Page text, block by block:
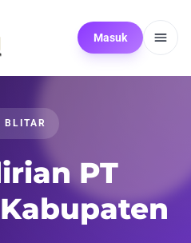
Masuk
BLITAR
PT